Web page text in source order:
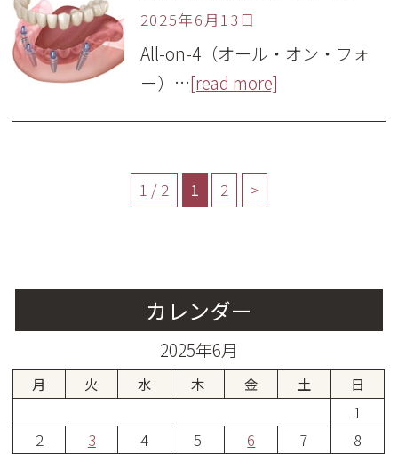
2025年6月13日
All-on-4（オール・オン・フォ
ー）…[read more]
1 / 2 1 2 >
カレンダー
2025年6月
月 火 水 木 金 土 日
1
2
3 4 5 6 7
8